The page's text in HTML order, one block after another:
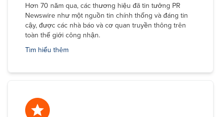
Hơn 70 năm qua, các thương hiệu đã tin tưởng PR
Newswire như một nguồn tin chính thống và đáng tin
cậy, được các nhà báo và cơ quan truyền thông trên
toàn thế giới công nhận.
Tìm hiểu thêm